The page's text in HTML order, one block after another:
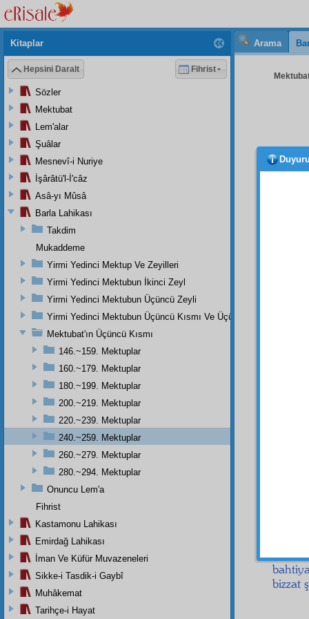
Arama
On
bizzat
Kitaplar
Hepsini Daralt Fihrist
Sözler
Mektubat
Lem'alar
Şuâlar
Mesnevî-i Nuriye
İşârâtü'l-İ'câz
Asâ-yı Mûsâ
Barla Lahikası
Takdim
Mukaddeme
Yirmi Yedinci Mektup Ve Zeyilleri
Yirmi Yedinci Mektubun İkinci Zeyl
Yirmi Yedinci Mektubun Üçüncü Zeyli
Yirmi Yedinci Mektubun Üçüncü Kısmı Ve Üçüncü Zeylin
Mektubat'ın Üçüncü Kısmı
146.~159. Mektuplar
160.~179. Mektuplar
180.~199. Mektuplar
200.~219. Mektuplar
220.~239. Mektuplar
240.~259. Mektuplar
260.~279. Mektuplar
280.~294. Mektuplar
Onuncu Lem'a
Fihrist
Kastamonu Lahikası
Emirdağ Lahikası
İman Ve Küfür Muvazeneleri
Sikke-i Tasdik-i Gaybî
Muhâkemat
Tarihçe-i Hayat
Duyuru